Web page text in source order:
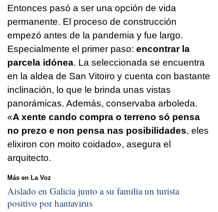
Entonces pasó a ser una opción de vida
permanente. El proceso de construcción
empezó antes de la pandemia y fue largo.
Especialmente el primer paso: encontrar la
parcela idónea. La seleccionada se encuentra
en la aldea de San Vitoiro y cuenta con bastante
inclinación, lo que le brinda unas vistas
panorámicas. Además, conservaba arboleda.
«A xente cando compra o terreno só pensa
no prezo e non pensa nas posibilidades, eles
elixiron con moito coidado», asegura el
arquitecto.
Más en La Voz
Aislado en Galicia junto a su familia un turista
positivo por hantavirus